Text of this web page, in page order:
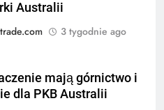
Australii
3 tygodnie ago
mają górnictwo i
dla PKB Australii